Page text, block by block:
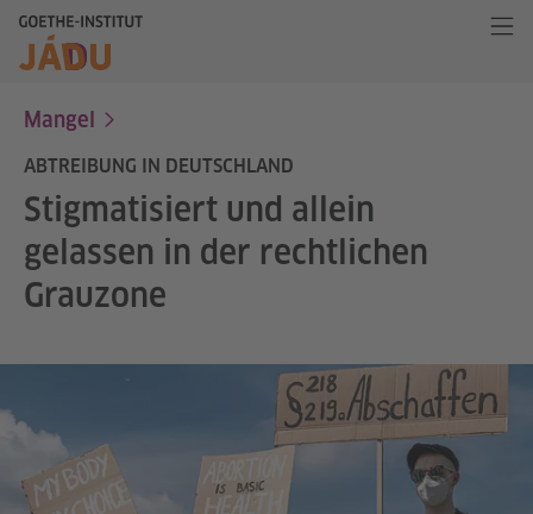
Mangel
ABTREIBUNG IN DEUTSCHLAND
Stigmatisiert und allein
gelassen in der rechtlichen
Grauzone